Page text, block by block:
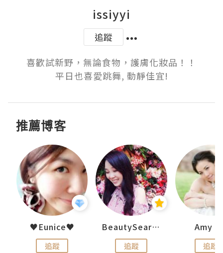
issiyyi
追蹤
喜歡試新野，無論食物，護膚化妝品！！
平日也喜愛跳舞, 動靜佳宜!
推薦博客
♥Eunice♥
追蹤
BeautySearch
追蹤
Amy
追蹤